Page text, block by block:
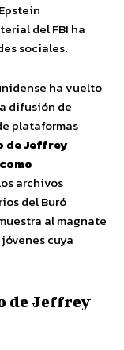
del FBI ha
sociales.
ha vuelto
difusión de
plataformas
de Jeffrey
archivos
del Buró
al magnate
cuya
de Jeffrey